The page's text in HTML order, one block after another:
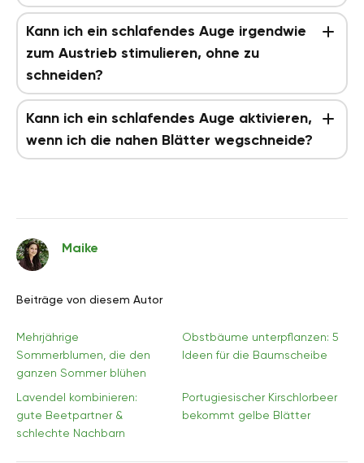
Kann ich ein schlafendes Auge irgendwie
zum Austrieb stimulieren, ohne zu
schneiden?
Kann ich ein schlafendes Auge aktivieren,
wenn ich die nahen Blätter wegschneide?
Maike
Beiträge von diesem Autor
Mehrjährige
Sommerblumen, die den
ganzen Sommer blühen
Obstbäume unterpflanzen: 5
Ideen für die Baumscheibe
Lavendel kombinieren:
gute Beetpartner &
schlechte Nachbarn
Portugiesischer Kirschlorbeer
bekommt gelbe Blätter